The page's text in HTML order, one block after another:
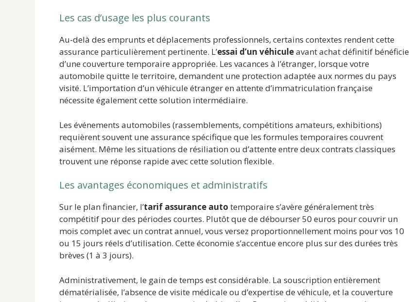
Les cas d’usage les plus courants
Au-delà des emprunts et déplacements professionnels, certains contextes rendent cette
assurance particulièrement pertinente. L’essai d’un véhiculeavant achat définitif bénéficie
d’une couverture temporaire appropriée. Les vacances à l’étranger, lorsque votre
automobile quitte le territoire, demandent une protection adaptée aux normes du pays
visité. L’importation d’un véhicule étranger en attente d’immatriculation française
nécessite également cette solution intermédiaire.
Les événements automobiles (rassemblements, compétitions amateurs, exhibitions)
requièrent souvent une assurance spécifique que les formules temporaires couvrent
aisément. Même les situations de résiliation ou d’attente entre deux contrats classiques
trouvent une réponse rapide avec cette solution flexible.
Les avantages économiques et administratifs
Sur le plan financier, l’tarif assurance auto temporaire s’avère généralement très
compétitif pour des périodes courtes. Plutôt que de débourser 50 euros pour couvrir un
mois complet avec un contrat annuel, vous versez proportionnellement moins pour vos 10
ou 15 jours réels d’utilisation. Cette économie s’accentue encore plus sur des durées très
brèves (1 à 3 jours).
Administrativement, le gain de temps est considérable. La souscription entièrement
dématérialisée, l’absence de visite médicale ou d’expertise de véhicule, et la couverture